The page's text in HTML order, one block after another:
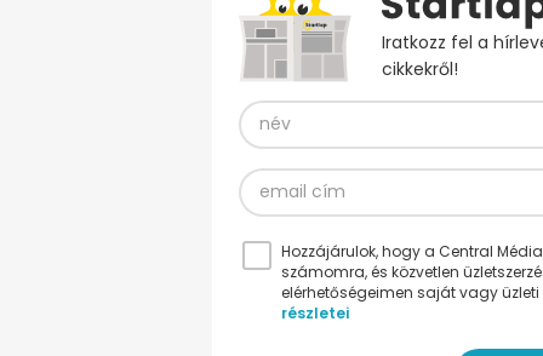
Iratkozz fel a
cikkekről!
Hozzájárulok, hogy a Central
számomra, és közvetlen
elérhetőségeimen saját vagy
részletei